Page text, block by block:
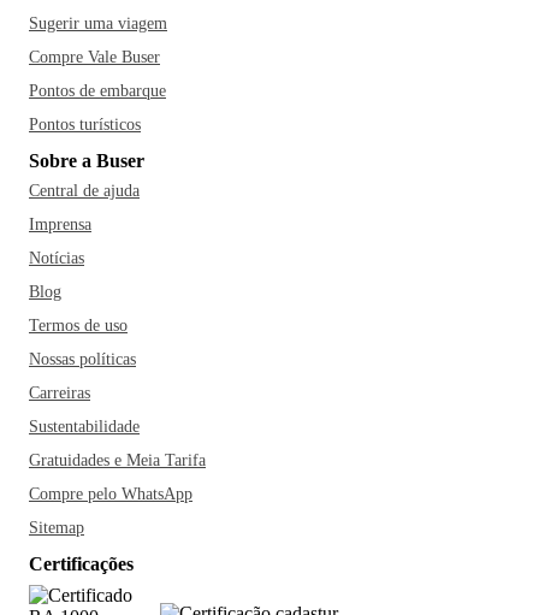
Sugerir uma viagem
Compre Vale Buser
Pontos de embarque
Pontos turísticos
Sobre a Buser
Central de ajuda
Imprensa
Notícias
Blog
Termos de uso
Nossas políticas
Carreiras
Sustentabilidade
Gratuidades e Meia Tarifa
Compre pelo WhatsApp
Sitemap
Certificações